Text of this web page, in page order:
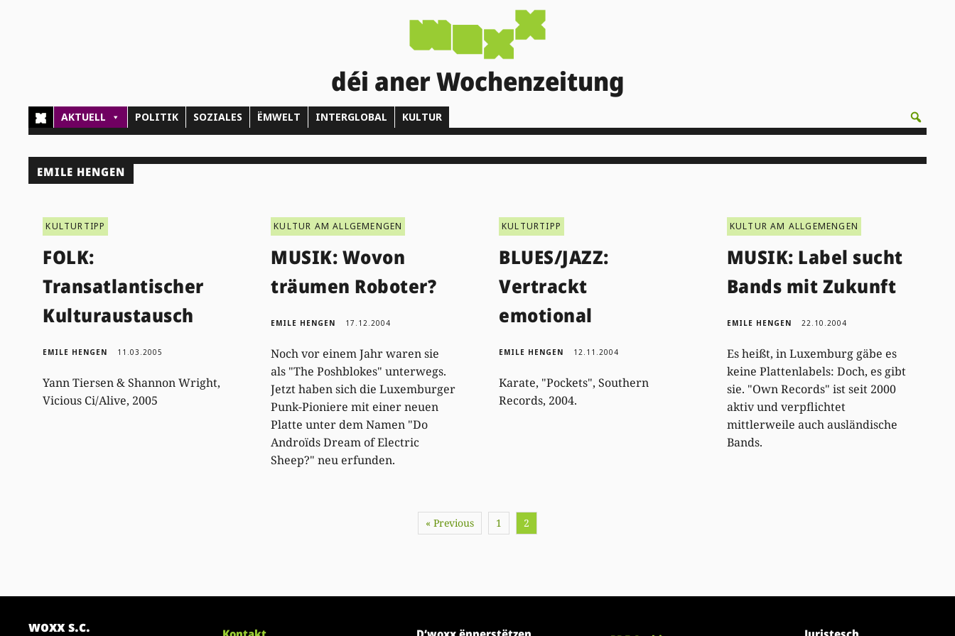
déi aner Wochenzeitung
AKTUELL POLITIK SOZIALES ËMWELT INTERGLOBAL KULTUR
EMILE HENGEN
KULTURTIPP
FOLK:
Transatlantischer
Kulturaustausch
EMILE HENGEN 11.03.2005
Yann Tiersen & Shannon Wright,
Vicious Ci/Alive, 2005
KULTUR AM ALLGEMENGEN
MUSIK: Wovon
träumen Roboter?
EMILE HENGEN 17.12.2004
Noch vor einem Jahr waren sie
als "The Poshblokes" unterwegs.
Jetzt haben sich die Luxemburger
Punk-Pioniere mit einer neuen
Platte unter dem Namen "Do
Androïds Dream of Electric
Sheep?" neu erfunden.
KULTURTIPP
BLUES/JAZZ:
Vertrackt
emotional
EMILE HENGEN 12.11.2004
Karate, "Pockets", Southern
Records, 2004.
KULTUR AM ALLGEMENGEN
MUSIK: Label sucht
Bands mit Zukunft
EMILE HENGEN 22.10.2004
Es heißt, in Luxemburg gäbe es
keine Plattenlabels: Doch, es gibt
sie. "Own Records" ist seit 2000
aktiv und verpflichtet
mittlerweile auch ausländische
Bands.
« Previous 1 2
woxx s.c.